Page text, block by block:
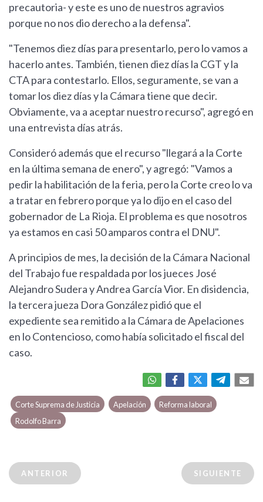
precautoria- y este es uno de nuestros agravios
porque no nos dio derecho a la defensa".
"Tenemos diez días para presentarlo, pero lo vamos a
hacerlo antes. También, tienen diez días la CGT y la
CTA para contestarlo. Ellos, seguramente, se van a
tomar los diez días y la Cámara tiene que decir.
Obviamente, va a aceptar nuestro recurso", agregó en
una entrevista días atrás.
Consideró además que el recurso "llegará a la Corte
en la última semana de enero", y agregó: "Vamos a
pedir la habilitación de la feria, pero la Corte creo lo va
a tratar en febrero porque ya lo dijo en el caso del
gobernador de La Rioja. El problema es que nosotros
ya estamos en casi 50 amparos contra el DNU".
A principios de mes, la decisión de la Cámara Nacional
del Trabajo fue respaldada por los jueces José
Alejandro Sudera y Andrea García Vior. En disidencia,
la tercera jueza Dora González pidió que el
expediente sea remitido a la Cámara de Apelaciones
en lo Contencioso, como había solicitado el fiscal del
caso.
Corte Suprema de Justicia Apelación
Reforma laboral
Rodolfo Barra
ANTERIOR SIGUIENTE